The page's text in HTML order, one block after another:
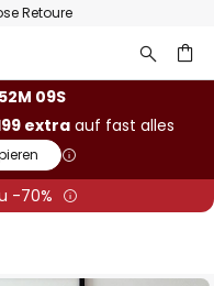
Retoure
08S
extraauf fast alles
-70%